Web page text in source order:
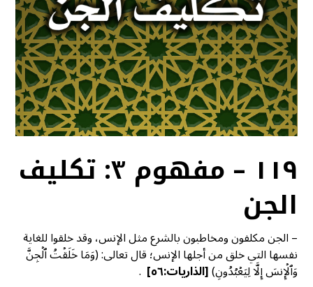
١١٩ – مفهوم ٣: تكليف
الجن
– الجن مكلفون ومخاطبون بالشرع مثل الإنس، وقد خلقوا للغاية
نفسها التي خلق من أجلها الإنس؛ قال تعالى: (وَمَا خَلَقۡتُ ٱلۡجِنَّ
وَٱلۡإِنسَ إِلَّا لِيَعۡبُدُونِ)[الذاريات:٥٦]
.